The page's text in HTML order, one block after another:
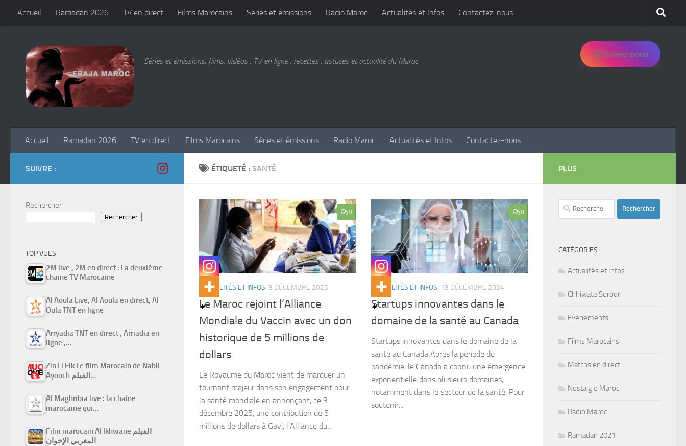
Skip to content
Accueil Ramadan 2026 TV en direct Films Marocains Séries et émissions Radio Maroc Actualités et Infos Contactez-nous
Séries et émissions, films, vidéos , TV en ligne , recettes , astuces et actualité du Maroc
Suivez-nous
Accueil Ramadan 2026 TV en direct Films Marocains Séries et émissions Radio Maroc Actualités et Infos Contactez-nous
ÉTIQUETÉ : SANTÉ
0
ACTUALITÉS ET INFOS 3 DÉCEMBRE 2025
Le Maroc rejoint l’Alliance
Mondiale du Vaccin avec un don
historique de 5 millions de
dollars
Le Royaume du Maroc vient de marquer un
tournant majeur dans son engagement pour
la santé mondiale en annonçant, ce 3
décembre 2025, une contribution de 5
millions de dollars à Gavi, l’Alliance du...
0
ACTUALITÉS ET INFOS 13 DÉCEMBRE 2024
Startups innovantes dans le
domaine de la santé au Canada
Startups innovantes dans le domaine de la
santé au Canada Après la période de
pandémie, le Canada a connu une émergence
exponentielle dans plusieurs domaines,
notamment dans le secteur de la santé. Pour
soutenir...
SUIVRE :
Rechercher
Rechercher
TOP VUES
2M live , 2M en direct : La deuxième
chaine TV Marocaine
Al Aoula Live, Al Aoula en direct, Al
Oula TNT en ligne
Arryadia TNT en direct , Arriadia en
ligne ,…
Zin Li Fik Le film Marocain de Nabil
Ayouch الفيلم…
Al Maghribia live : la chaîne
marocaine qui…
Film marocain Al Ikhwane الفيلم
المغربي الإخوان
PLUS
Rechercher :
CATÉGORIES
Actualités et Infos
Chhiwate Sorour
Evenements
Films Marocains
Matchs en direct
Nostalgie Maroc
Radio Maroc
Ramadan 2021